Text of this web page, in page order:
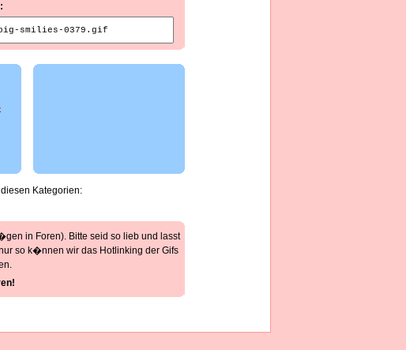
Kategorien:
in Foren). Bitte seid so lieb und lasst
so k�nnen wir das Hotlinking der Gifs